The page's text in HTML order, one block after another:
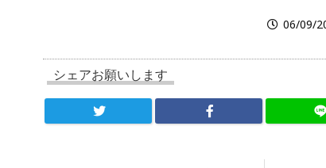
06/09/
シェアお願いします